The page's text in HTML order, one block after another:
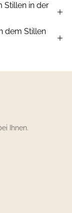
Stillen in der
dem Stillen
Ihnen.